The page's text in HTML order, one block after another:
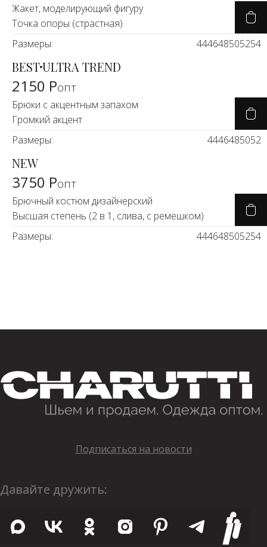
Жакет, моделирующий фигуру
Точка опоры (страстная)
Размеры:
444648505254
BESTULTRA TREND
2150 Ропт
Брюки с акцентным запахом
Громкий акцент
Размеры:
4446485052
NEW
3750 Ропт
Брючный костюм дизайнерский
Высшая степень (2 в 1, слива, с ремешком)
Размеры:
444648505254
Подписаться на новости
Давайте дружить: